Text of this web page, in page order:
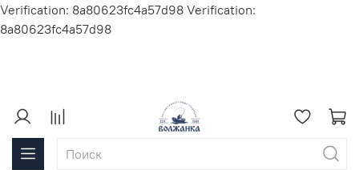
Verification: 8a80623fc4a57d98 Verification:
8a80623fc4a57d98